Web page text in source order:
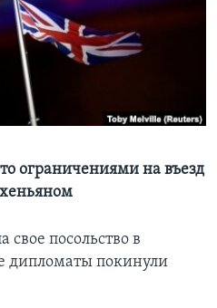
ограничениями на въезд
посольство в
дипломаты покинули